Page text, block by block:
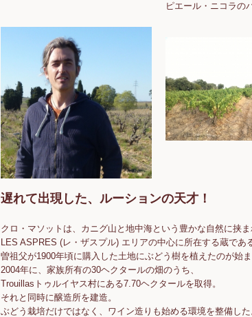
ピエール・ニコラの
遅れて出現した、ルーションの天才！
クロ・マソットは、カニグ山と地中海という豊かな自然に挟ま
LES ASPRES (レ・ザスプル) エリアの中心に所在する蔵であ
曽祖父が1900年頃に購入した土地にぶどう樹を植えたのが始ま
2004年に、家族所有の30ヘクタールの畑のうち、
Trouillasトゥルイヤス村にある7.70ヘクタールを取得。
それと同時に醸造所を建造。
ぶどう栽培だけではなく、ワイン造りも始める環境を整備した